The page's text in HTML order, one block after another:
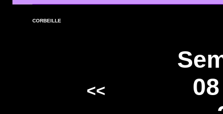
CORBEILLE
<<